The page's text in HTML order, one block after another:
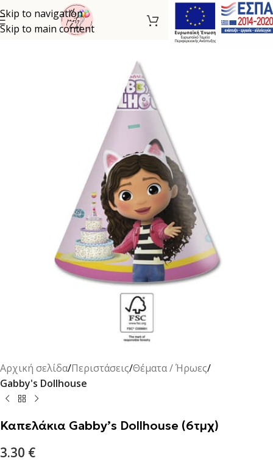
Skip to navigation
Skip to main content
Αρχική σελίδα Περιστάσεις Θέματα / Ήρωες
Gabby's Dollhouse
Καπελάκια Gabby’s Dollhouse (6τμχ)
3.30 €